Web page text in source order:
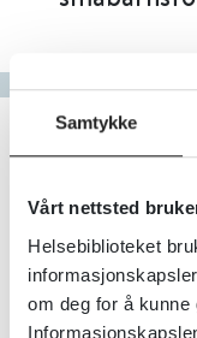
Samtykke
Vårt nettsted
Helsebiblioteket
om deg for å kunne
Gå til
Filter